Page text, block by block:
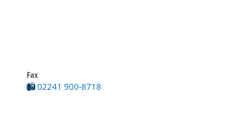
Fax
02241 900-8718